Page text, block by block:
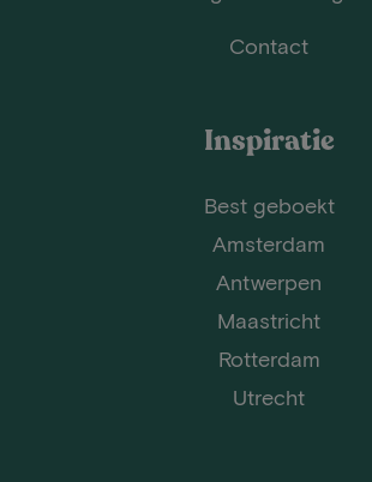
Contact
Inspiratie
Best geboekt
Amsterdam
Antwerpen
Maastricht
Rotterdam
Utrecht